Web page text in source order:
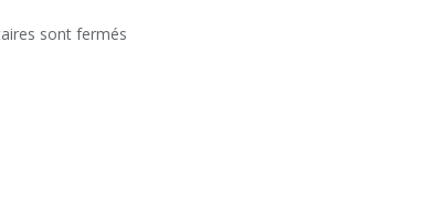
sont fermés